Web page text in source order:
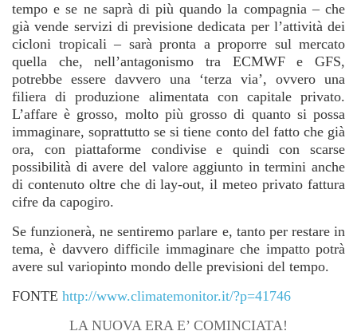
tempo e se ne saprà di più quando la compagnia – che
già vende servizi di previsione dedicata per l’attività dei
cicloni tropicali – sarà pronta a proporre sul mercato
quella che, nell’antagonismo tra ECMWF e GFS,
potrebbe essere davvero una ‘terza via’, ovvero una
filiera di produzione alimentata con capitale privato.
L’affare è grosso, molto più grosso di quanto si possa
immaginare, soprattutto se si tiene conto del fatto che già
ora, con piattaforme condivise e quindi con scarse
possibilità di avere del valore aggiunto in termini anche
di contenuto oltre che di lay-out, il meteo privato fattura
cifre da capogiro.
Se funzionerà, ne sentiremo parlare e, tanto per restare in
tema, è davvero difficile immaginare che impatto potrà
avere sul variopinto mondo delle previsioni del tempo.
FONTE http://www.climatemonitor.it/?p=41746
LA NUOVA ERA E’ COMINCIATA!